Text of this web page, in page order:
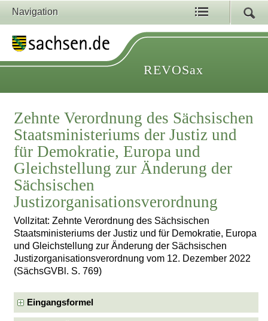
Navigation
REVOSax
Zehnte Verordnung des Sächsischen
Staatsministeriums der Justiz und
für Demokratie, Europa und
Gleichstellung zur Änderung der
Sächsischen
Justizorganisationsverordnung
Vollzitat: Zehnte Verordnung des Sächsischen
Staatsministeriums der Justiz und für Demokratie, Europa
und Gleichstellung zur Änderung der Sächsischen
Justizorganisationsverordnung vom 12. Dezember 2022
(SächsGVBl. S. 769)
Eingangsformel